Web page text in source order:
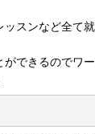
ッスンなど全て
できるのでワ